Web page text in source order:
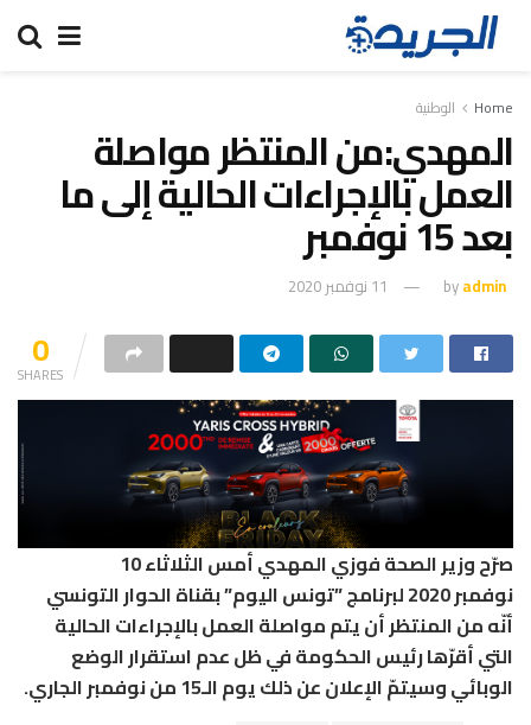
Home الوطنية
المهدي:من المنتظر مواصلة
العمل بالإجراءات الحالية إلى ما
بعد 15 نوفمبر
byadmin 11 نوفمبر 2020
0
SHARES
صرّح وزير الصحة فوزي المهدي أمس الثلاثاء 10
نوفمبر 2020 لبرنامج ”تونس اليوم” بقناة الحوار التونسي
أنّه من المنتظر أن يتم مواصلة العمل بالإجراءات الحالية
التي أقرّها رئيس الحكومة في ظل عدم استقرار الوضع
الوبائي وسيتمّ الإعلان عن ذلك يوم الـ15 من نوفمبر الجاري.